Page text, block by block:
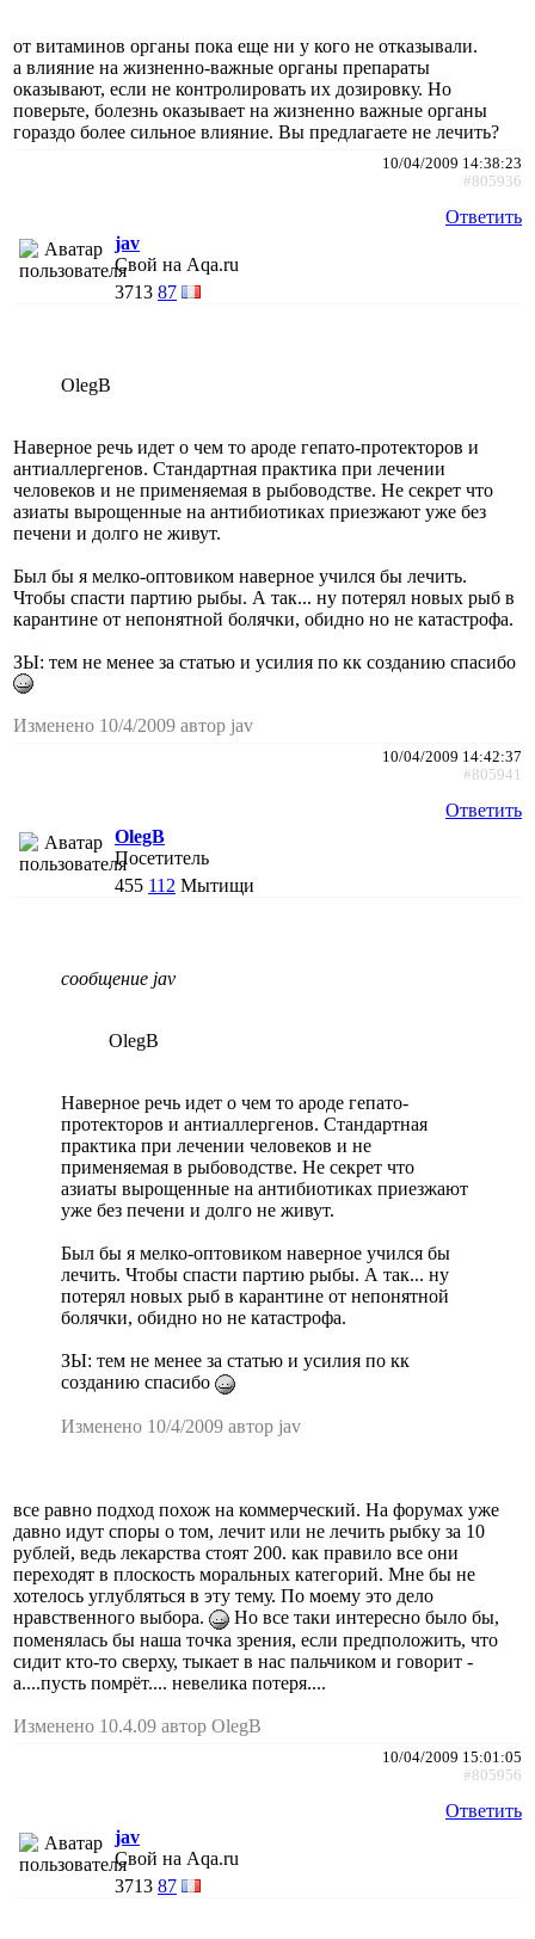
от витаминов органы пока еще ни у кого не отказывали.
а влияние на жизненно-важные органы препараты
оказывают, если не контролировать их дозировку. Но
поверьте, болезнь оказывает на жизненно важные органы
гораздо более сильное влияние. Вы предлагаете не лечить?
10/04/2009 14:38:23
#805936
Ответить
jav
Свой на Aqa.ru
3713 87
OlegB
Наверное речь идет о чем то ароде гепато-протекторов и
антиаллергенов. Стандартная практика при лечении
человеков и не применяемая в рыбоводстве. Не секрет что
азиаты вырощенные на антибиотиках приезжают уже без
печени и долго не живут.
Был бы я мелко-оптовиком наверное учился бы лечить.
Чтобы спасти партию рыбы. А так... ну потерял новых рыб в
карантине от непонятной болячки, обидно но не катастрофа.
ЗЫ: тем не менее за статью и усилия по кк созданию спасибо
Изменено 10/4/2009 автор jav
10/04/2009 14:42:37
#805941
Ответить
OlegB
Посетитель
455 112 Мытищи
сообщение jav
OlegB
Наверное речь идет о чем то ароде гепато-
протекторов и антиаллергенов. Стандартная
практика при лечении человеков и не
применяемая в рыбоводстве. Не секрет что
азиаты вырощенные на антибиотиках приезжают
уже без печени и долго не живут.
Был бы я мелко-оптовиком наверное учился бы
лечить. Чтобы спасти партию рыбы. А так... ну
потерял новых рыб в карантине от непонятной
болячки, обидно но не катастрофа.
ЗЫ: тем не менее за статью и усилия по кк
созданию спасибо
Изменено 10/4/2009 автор jav
все равно подход похож на коммерческий. На форумах уже
давно идут споры о том, лечит или не лечить рыбку за 10
рублей, ведь лекарства стоят 200. как правило все они
переходят в плоскость моральных категорий. Мне бы не
хотелось углубляться в эту тему. По моему это дело
нравственного выбора.
Но все таки интересно было бы,
поменялась бы наша точка зрения, если предположить, что
сидит кто-то сверху, тыкает в нас пальчиком и говорит -
а....пусть помрёт.... невелика потеря....
Изменено 10.4.09 автор OlegB
10/04/2009 15:01:05
#805956
Ответить
jav
Свой на Aqa.ru
3713 87